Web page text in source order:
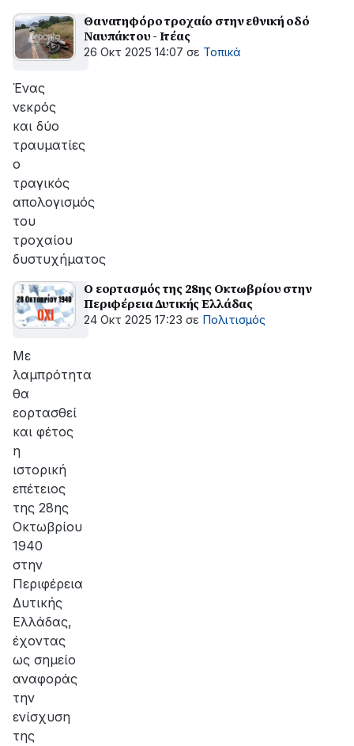
Θανατηφόρο τροχαίο στην εθνική οδό
Ναυπάκτου - Ιτέας
26 Οκτ 2025 14:07 σε Τοπικά
Ένας
νεκρός
και δύο
τραυματίες
ο
τραγικός
απολογισμός
του
τροχαίου
δυστυχήματος
Ο εορτασμός της 28ης Οκτωβρίου στην
Περιφέρεια Δυτικής Ελλάδας
24 Οκτ 2025 17:23 σε Πολιτισμός
Με
λαμπρότητα
θα
εορτασθεί
και φέτος
η
ιστορική
επέτειος
της 28ης
Οκτωβρίου
1940
στην
Περιφέρεια
Δυτικής
Ελλάδας,
έχοντας
ως σημείο
αναφοράς
την
ενίσχυση
της